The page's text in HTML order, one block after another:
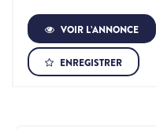
VOIR L’ANNONCE
ENREGISTRER